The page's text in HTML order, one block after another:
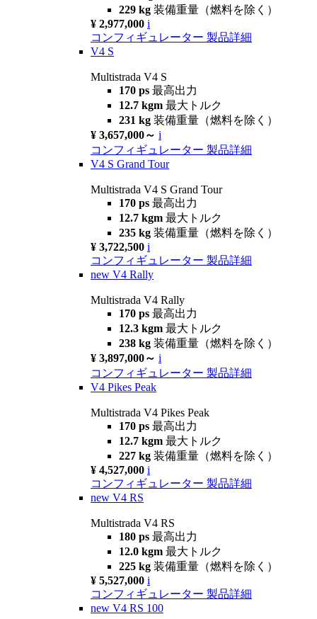
229 kg 装備重量（燃料を除く）
¥ 2,977,000 i
コンフィギュレーター 製品詳細
V4 S
Multistrada V4 S
170 ps 最高出力
12.7 kgm 最大トルク
231 kg 装備重量（燃料を除く）
¥ 3,657,000～ i
コンフィギュレーター 製品詳細
V4 S Grand Tour
Multistrada V4 S Grand Tour
170 ps 最高出力
12.7 kgm 最大トルク
235 kg 装備重量（燃料を除く）
¥ 3,722,500 i
コンフィギュレーター 製品詳細
new V4 Rally
Multistrada V4 Rally
170 ps 最高出力
12.3 kgm 最大トルク
238 kg 装備重量（燃料を除く）
¥ 3,897,000～ i
コンフィギュレーター 製品詳細
V4 Pikes Peak
Multistrada V4 Pikes Peak
170 ps 最高出力
12.7 kgm 最大トルク
227 kg 装備重量（燃料を除く）
¥ 4,527,000 i
コンフィギュレーター 製品詳細
new V4 RS
Multistrada V4 RS
180 ps 最高出力
12.0 kgm 最大トルク
225 kg 装備重量（燃料を除く）
¥ 5,527,000 i
コンフィギュレーター 製品詳細
new V4 RS 100